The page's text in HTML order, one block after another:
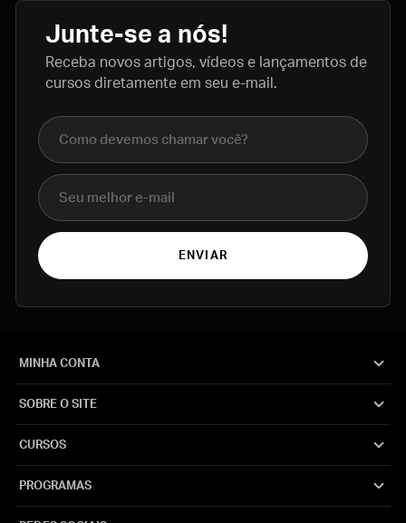
Junte-se a nós!
Receba novos artigos, vídeos e lançamentos de
cursos diretamente em seu e-mail.
Nome completo
E-mail
ENVIAR
MINHA CONTA
SOBRE O SITE
CURSOS
PROGRAMAS